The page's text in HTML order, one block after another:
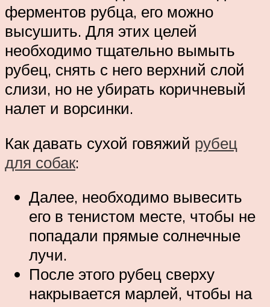
ферментов рубца, его можно
высушить. Для этих целей
необходимо тщательно вымыть
рубец, снять с него верхний слой
слизи, но не убирать коричневый
налет и ворсинки.
Как давать сухой говяжий рубец
для собак:
Далее, необходимо вывесить
его в тенистом месте, чтобы не
попадали прямые солнечные
лучи.
После этого рубец сверху
накрывается марлей, чтобы на